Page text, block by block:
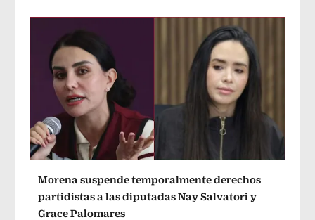
Morena suspende temporalmente derechos
partidistas a las diputadas Nay Salvatori y
Grace Palomares